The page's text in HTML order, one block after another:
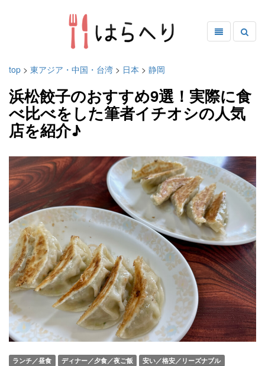
top > 東アジア・中国・台湾 > 日本 > 静岡
浜松餃子のおすすめ9選！実際に食
べ比べをした筆者イチオシの人気
店を紹介♪
ランチ／昼食 ディナー／夕食／夜ご飯
安い／格安／リーズナブル